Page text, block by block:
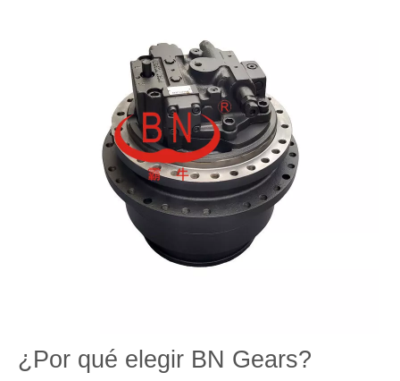
¿Por qué elegir BN Gears?